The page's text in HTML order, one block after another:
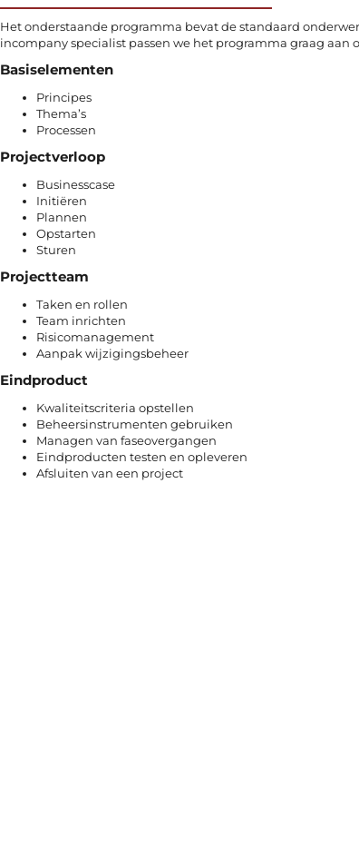
Het onderstaande programma bevat de standaard
incompany specialist passen we het programma graag aan
Basiselementen
Principes
Thema’s
Processen
Projectverloop
Businesscase
Initiëren
Plannen
Opstarten
Sturen
Projectteam
Taken en rollen
Team inrichten
Risicomanagement
Aanpak wijzigingsbeheer
Eindproduct
Kwaliteitscriteria opstellen
Beheersinstrumenten gebruiken
Managen van faseovergangen
Eindproducten testen en opleveren
Afsluiten van een project